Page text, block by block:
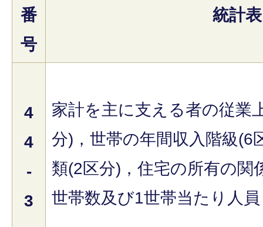
番
号
統計表
4
4
-
3
家計を主に支える者の従業
分)，世帯の年間収入階級(6
類(2区分)，住宅の所有の関
世帯数及び1世帯当たり人員